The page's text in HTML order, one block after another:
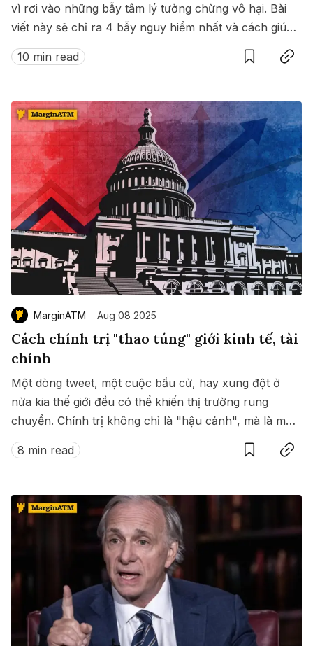
vì rơi vào những bẫy tâm lý tưởng chừng vô hại. Bài
viết này sẽ chỉ ra 4 bẫy nguy hiểm nhất và cách giúp
bạn tồn tại lâu dài trên thị trường.
10 min read
SaveCopy link
MarginATM Aug 08 2025
Cách chính trị "thao túng" giới kinh tế, tài
chính
Một dòng tweet, một cuộc bầu cử, hay xung đột ở
nửa kia thế giới đều có thể khiến thị trường rung
chuyển. Chính trị không chỉ là "hậu cảnh", mà là một
bàn tay vô hình đang chi phối kinh tế toàn cầu.
8 min read
Save Copy link